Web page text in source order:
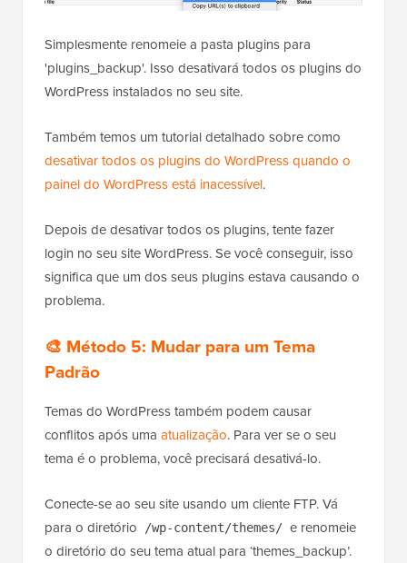
Simplesmente renomeie a pasta plugins para
'plugins_backup'. Isso desativará todos os plugins do
WordPress instalados no seu site.
Também temos um tutorial detalhado sobre como
desativar todos os plugins do WordPress quando o
painel do WordPress está inacessível.
Depois de desativar todos os plugins, tente fazer
login no seu site WordPress. Se você conseguir, isso
significa que um dos seus plugins estava causando o
problema.
🎨 Método 5: Mudar para um Tema
Padrão
Temas do WordPress também podem causar
conflitos após uma atualização. Para ver se o seu
tema é o problema, você precisará desativá-lo.
Conecte-se ao seu site usando um cliente FTP. Vá
para o diretório
/wp-content/themes/ e renomeie
o diretório do seu tema atual para ‘themes_backup’.